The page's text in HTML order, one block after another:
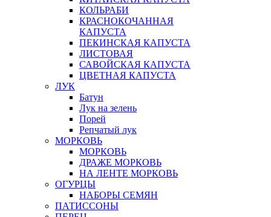
КОЛЬРАБИ
КРАСНОКОЧАННАЯ
КАПУСТА
ПЕКИНСКАЯ КАПУСТА
ЛИСТОВАЯ
САВОЙСКАЯ КАПУСТА
ЦВЕТНАЯ КАПУСТА
ЛУК
Батун
Лук на зелень
Порей
Репчатый лук
МОРКОВЬ
МОРКОВЬ
ДРАЖЕ МОРКОВЬ
НА ЛЕНТЕ МОРКОВЬ
ОГУРЦЫ
НАБОРЫ СЕМЯН
ПАТИССОНЫ